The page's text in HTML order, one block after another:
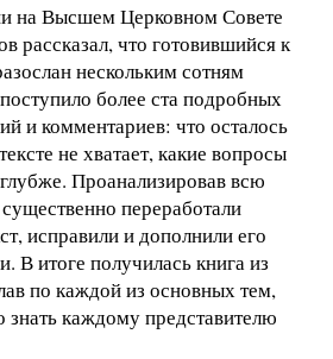
на Высшем Церковном Совете
рассказал, что готовившийся к
нескольким сотням
более ста подробных
и комментариев: что осталось
не хватает, какие вопросы
Проанализировав всю
переработали
исправили и дополнили его
В итоге получилась книга из
по каждой из основных тем,
каждому представителю